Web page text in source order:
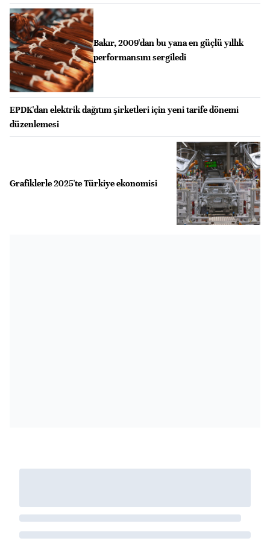
Bakır, 2009'dan bu yana en güçlü yıllık
performansını sergiledi
EPDK'dan elektrik dağıtım şirketleri için yeni tarife dönemi
düzenlemesi
Grafiklerle 2025'te Türkiye ekonomisi